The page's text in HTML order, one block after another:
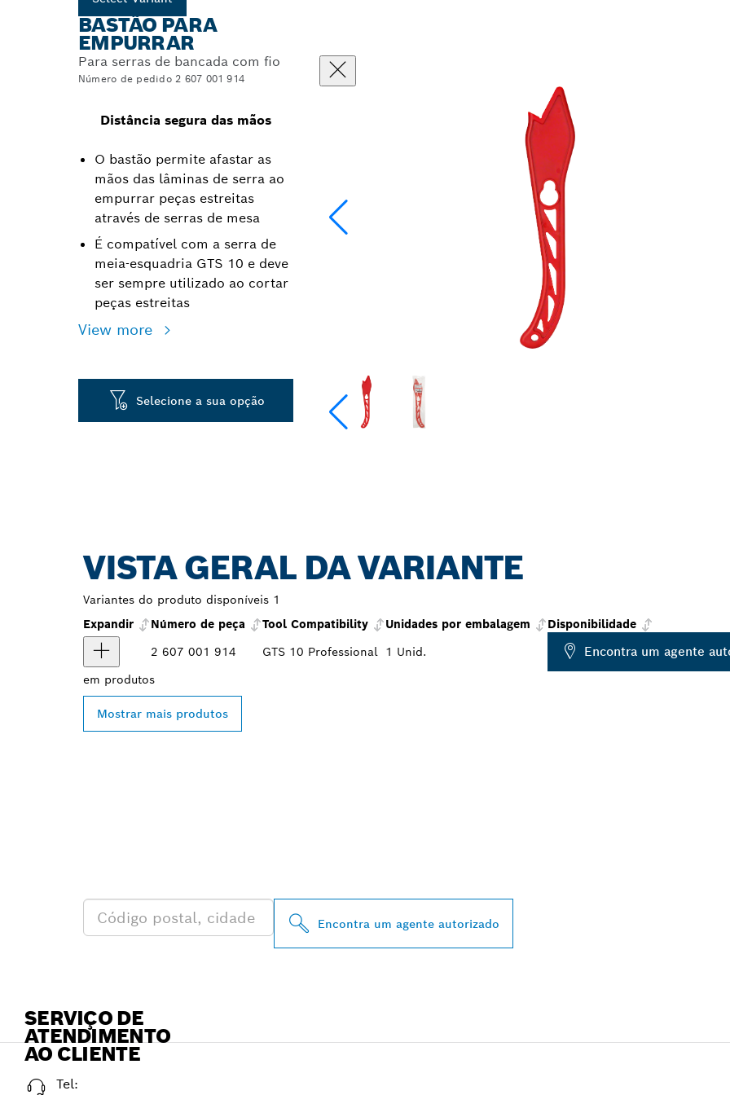
BASTÃO PARA
EMPURRAR
Para serras de bancada com fio
Número de pedido 2 607 001 914
Distância segura das mãos
O bastão permite afastar as
mãos das lâminas de serra ao
empurrar peças estreitas
através de serras de mesa
É compatível com a serra de
meia-esquadria GTS 10 e deve
ser sempre utilizado ao cortar
peças estreitas
View more
Selecione a sua opção
VISTA GERAL DA VARIANTE
Variantes do produto disponíveis 1
Expandir
Número de peça Tool Compatibility Unidades por embalagem
Disponibilidade
2 607 001 914
GTS 10 Professional 1 Unid. Encontra um agente
em produtos
Mostrar mais produtos
Encontra um agente autorizado
SERVIÇO DE
ATENDIMENTO
AO CLIENTE
Tel: